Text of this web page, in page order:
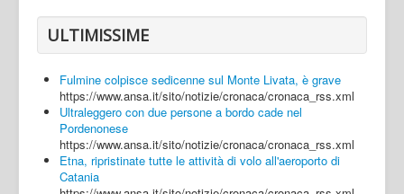
Caserta
Napoli
Salerno
Login
ULTIMISSIME
Fulmine colpisce sedicenne sul Monte Livata, è grave
https://www.ansa.it/sito/notizie/cronaca/cronaca_rss.xml
Ultraleggero con due persone a bordo cade nel
Pordenonese
https://www.ansa.it/sito/notizie/cronaca/cronaca_rss.xml
Etna, ripristinate tutte le attività di volo all'aeroporto di
Catania